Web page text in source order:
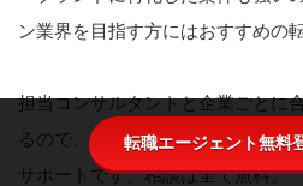
ン業界を目指す方にはおすすめの
担当コンサルタントと企業ごとに
るので、外資ブランドを初めて目
サポートです。相談は全て無料。
転職エージェント無料